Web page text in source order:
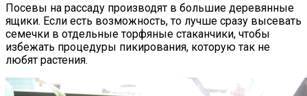
Посевы на рассаду производят в большие деревянные
ящики. Если есть возможность, то лучше сразу высевать
семечки в отдельные торфяные стаканчики, чтобы
избежать процедуры пикирования, которую так не
любят растения.